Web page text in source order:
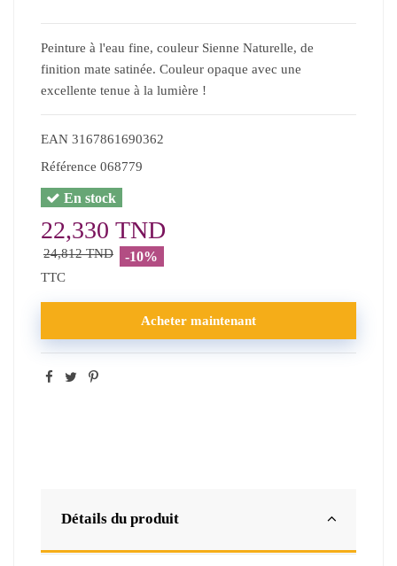
Peinture à l'eau fine, couleur Sienne Naturelle, de
finition mate satinée. Couleur opaque avec une
excellente tenue à la lumière !
EAN 3167861690362
Référence 068779
En stock
22,330 TND
24,812 TND -10%
TTC
Acheter maintenant
Détails du produit